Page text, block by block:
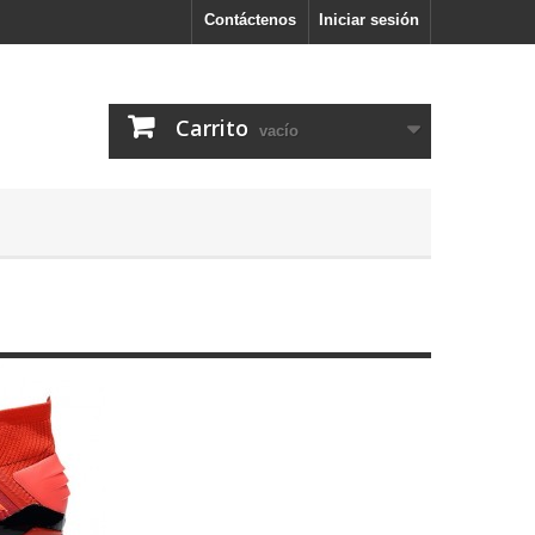
Iniciar sesión
Contáctenos
Carrito vacío